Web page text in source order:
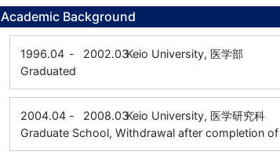
Academic Background
1996.04 - 2002.03Keio University, 医学部
Graduated
2004.04 - 2008.03Keio University, 医学研究科
Graduate School, Withdrawal after completion